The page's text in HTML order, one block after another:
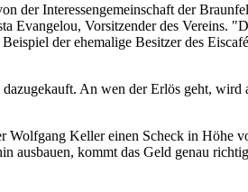
der Interessengemeinschaft der
Vorsitzender des Vereins.
der ehemalige Besitzer des
An wen der Erlös geht,
Wolfgang Keller einen Scheck in Höhe
ausbauen, kommt das Geld genau